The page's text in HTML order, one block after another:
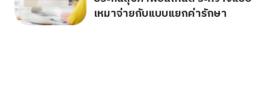
เหมาจ่ายกับแบบแยกค่ารักษา